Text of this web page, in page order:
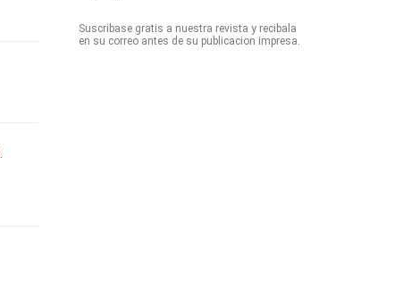
Suscribase gratis a nuestra revista y recibala
en su correo antes de su publicacion impresa.